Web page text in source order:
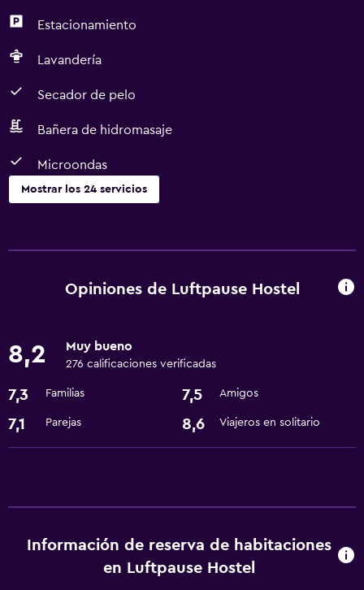
Estacionamiento
Lavandería
Secador de pelo
Bañera de hidromasaje
Microondas
Mostrar los 24 servicios
Wifi gratis
Artículos de aseo gratis
General
Habitaciones familiares
Espacio de almacenamiento
Comedor
Opiniones de Luftpause Hostel
8,2 Muy bueno
276 calificaciones verificadas
7,3 Familias 7,5 Amigos
7,1 Parejas 8,6 Viajeros en solitario
Información de reserva de habitaciones
en Luftpause Hostel